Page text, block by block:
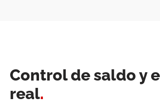
Control de saldo y
real.